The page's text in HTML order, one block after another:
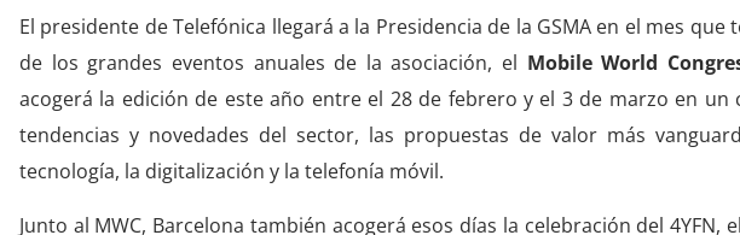
El presidente de Telefónica llegará a la Presidencia de la GSMA en el mes
de los grandes eventos anuales de la asociación, el Mobile World
acogerá la edición de este año entre el 28 de febrero y el 3 de marzo en
tendencias y novedades del sector, las propuestas de valor más
tecnología, la digitalización y la telefonía móvil.
Junto al MWC, Barcelona también acogerá esos días la celebración del 4YFN,